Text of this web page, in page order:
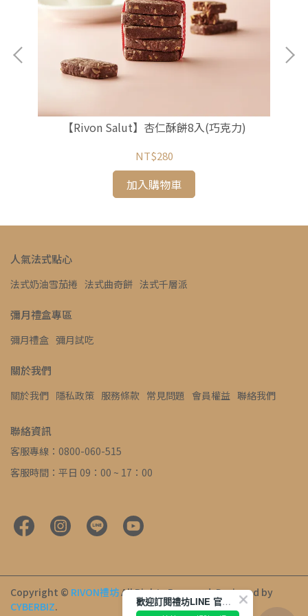
【Rivon Salut】杏仁酥餅8入(巧克力)
NT$280
加入購物車
人氣法式點心
法式奶油雪茄捲 法式曲奇餅 法式千層派
彌月禮盒專區
彌月禮盒 彌月試吃
關於我們
關於我們 隱私政策 服務條款 常見問題 會員權益 聯絡我們
聯絡資訊
客服專線：0800-060-515
客服時間：平日 09：00 ~ 17：00
Copyright © RIVON禮坊All Rights Reserved.Designed by
CYBERBIZ. 歡迎訂閱禮坊LINE 官方帳號